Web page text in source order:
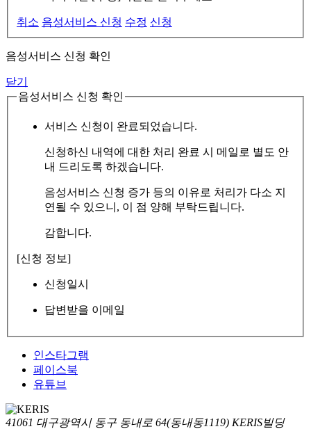
취소 음성서비스 신청 수정 신청
음성서비스 신청 확인
닫기
음성서비스 신청 확인
서비스 신청이 완료되었습니다.
신청하신 내역에 대한 처리 완료 시 메일로 별도 안
내 드리도록 하겠습니다.
음성서비스 신청 증가 등의 이유로 처리가 다소 지
연될 수 있으니, 이 점 양해 부탁드립니다.
감합니다.
[신청 정보]
신청일시
답변받을 이메일
인스타그램
페이스북
유튜브
41061 대구광역시 동구 동내로 64(동내동1119) KERIS빌딩